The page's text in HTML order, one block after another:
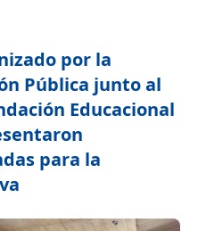
por la
Pública junto al
Educacional
para la